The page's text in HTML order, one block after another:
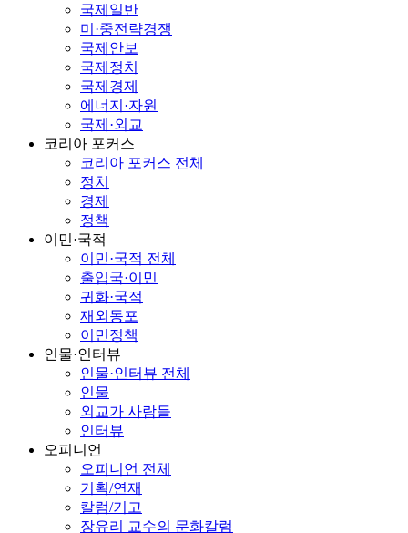
국제일반
미·중전략경쟁
국제안보
국제정치
국제경제
에너지·자원
국제·외교
코리아 포커스
코리아 포커스 전체
정치
경제
정책
이민·국적
이민·국적 전체
출입국·이민
귀화·국적
재외동포
이민정책
인물·인터뷰
인물·인터뷰 전체
인물
외교가 사람들
인터뷰
오피니언
오피니언 전체
기획/연재
칼럼/기고
장유리 교수의 문화칼럼